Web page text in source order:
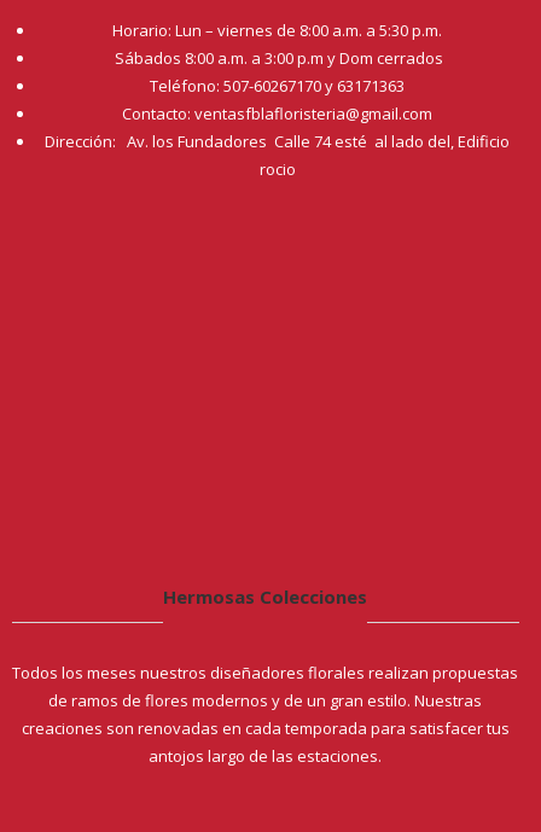
Horario: Lun – viernes de 8:00 a.m. a 5:30 p.m.
Sábados 8:00 a.m. a 3:00 p.m y Dom cerrados
Teléfono: 507-60267170 y 63171363
Contacto: ventasfblafloristeria@gmail.com
Dirección: Av. los Fundadores Calle 74 esté al lado del, Edificio
rocio
Hermosas Colecciones
Todos los meses nuestros diseñadores florales realizan propuestas
de ramos de flores modernos y de un gran estilo. Nuestras
creaciones son renovadas en cada temporada para satisfacer tus
antojos largo de las estaciones.